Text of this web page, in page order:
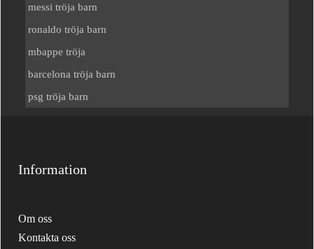
messi tröja barn
ronaldo tröja barn
mbappe tröja
barcelona tröja barn
psg tröja barn
Information
Om oss
Kontakta oss